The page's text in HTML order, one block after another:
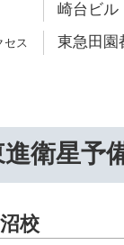
崎台ビル
東急田園
進衛星予
校